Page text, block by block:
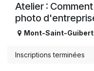
Atelier :
photo
Mont-Saint-Guibert
Inscriptions terminées